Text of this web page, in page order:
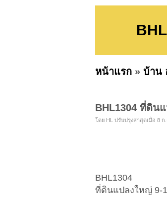
หน้าแรก » บ้าน
BHL1304 ที่ดิน
โดย HL ปรับปรุงล่าสุดเมื่อ 8 ก.
BHL1304
ที่ดินแปลงใหญ่ 9-